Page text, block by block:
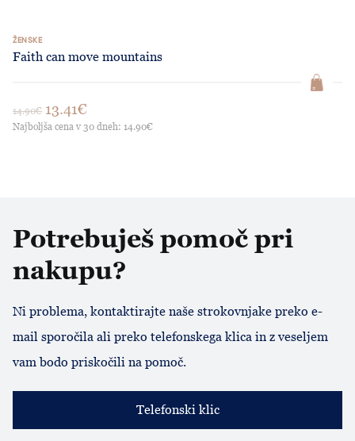
ŽENSKE
Faith can move mountains
14.90€ 13.41€
Najboljša cena v 30 dneh: 14.90€
Potrebuješ pomoč pri
nakupu?
Ni problema, kontaktirajte naše strokovnjake preko e-
mail sporočila ali preko telefonskega klica in z veseljem
vam bodo priskočili na pomoč.
Telefonski klic